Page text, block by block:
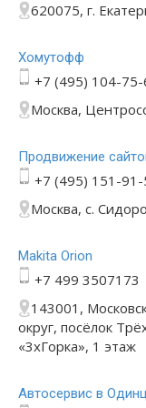
620075, г.
Хомутофф
+7 (495) 104-75-
Москва,
Продвижение
+7 (495) 151-91-
Москва, с.
Makita Orion
+7 499 3507173
143001,
округ, посёлок
«3хГорка», 1 этаж
Автосервис в